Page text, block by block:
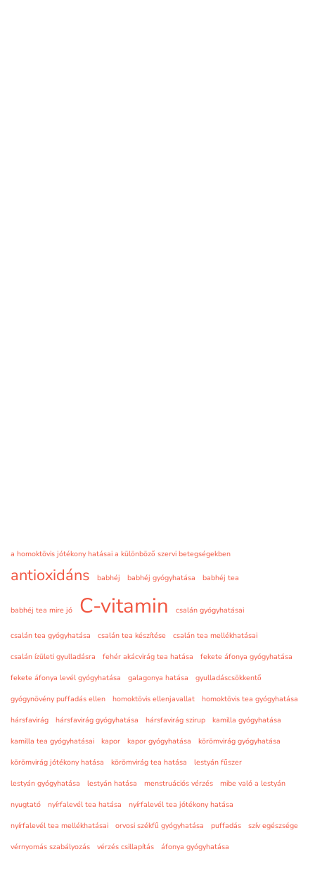
a homoktövis jótékony hatásai a különböző szervi betegségekben
antioxidáns babhéj babhéj gyógyhatása babhéj tea
babhéj tea mire jó C-vitamin csalán gyógyhatásai
csalán tea gyógyhatása csalán tea készítése
csalán tea mellékhatásai
csalán ízületi gyulladásra
fehér akácvirág tea hatása
fekete áfonya gyógyhatása
fekete áfonya levél gyógyhatása
galagonya hatása
gyulladáscsökkentő
gyógynövény puffadás ellen
homoktövis ellenjavallat
homoktövis tea gyógyhatása
hársfavirág
hársfavirág gyógyhatása hársfavirág szirup
kamilla gyógyhatása
kamilla tea gyógyhatásai
kapor kapor gyógyhatása
körömvirág gyógyhatása
körömvirág jótékony hatása
körömvirág tea hatása
lestyán fűszer
lestyán gyógyhatása
lestyán hatása menstruációs vérzés
mibe való a lestyán
nyugtató
nyírfalevél tea hatása
nyírfalevél tea jótékony hatása
nyírfalevél tea mellékhatásai
orvosi székfű gyógyhatása puffadás
szív egészsége
vérnyomás szabályozás
vérzés csillapítás áfonya gyógyhatása